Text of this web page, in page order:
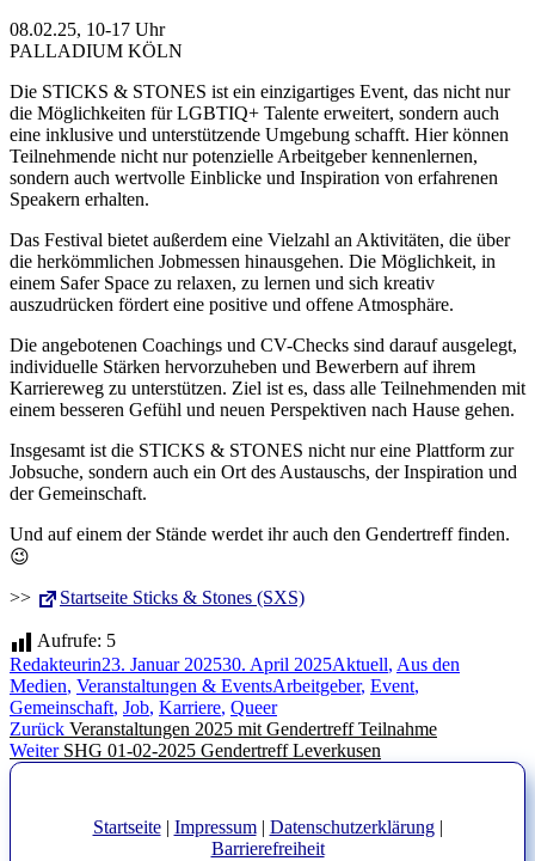
08.02.25, 10-17 Uhr
PALLADIUM KÖLN
Die STICKS & STONES ist ein einzigartiges Event, das nicht nur
die Möglichkeiten für LGBTIQ+ Talente erweitert, sondern auch
eine inklusive und unterstützende Umgebung schafft. Hier können
Teilnehmende nicht nur potenzielle Arbeitgeber kennenlernen,
sondern auch wertvolle Einblicke und Inspiration von erfahrenen
Speakern erhalten.
Das Festival bietet außerdem eine Vielzahl an Aktivitäten, die über
die herkömmlichen Jobmessen hinausgehen. Die Möglichkeit, in
einem Safer Space zu relaxen, zu lernen und sich kreativ
auszudrücken fördert eine positive und offene Atmosphäre.
Die angebotenen Coachings und CV-Checks sind darauf ausgelegt,
individuelle Stärken hervorzuheben und Bewerbern auf ihrem
Karriereweg zu unterstützen. Ziel ist es, dass alle Teilnehmenden mit
einem besseren Gefühl und neuen Perspektiven nach Hause gehen.
Insgesamt ist die STICKS & STONES nicht nur eine Plattform zur
Jobsuche, sondern auch ein Ort des Austauschs, der Inspiration und
der Gemeinschaft.
Und auf einem der Stände werdet ihr auch den Gendertreff finden.
😉
>>
Startseite Sticks & Stones (SXS)
Aufrufe: 5
Autor
RedakteurinVeröffentlicht
am
23. Januar 202530. April 2025Kategorien
Aktuell, Aus den
Medien, Veranstaltungen & EventsSchlagwörter
Arbeitgeber, Event,
Gemeinschaft, Job, Karriere, Queer
Beitragsnavigation
Zurück Vorheriger
Beitrag:
Veranstaltungen 2025 mit Gendertreff Teilnahme
Weiter Nächster
SHG 01-02-2025 Gendertreff Leverkusen
Startseite| Impressum| Datenschutzerklärung|
Barrierefreiheit